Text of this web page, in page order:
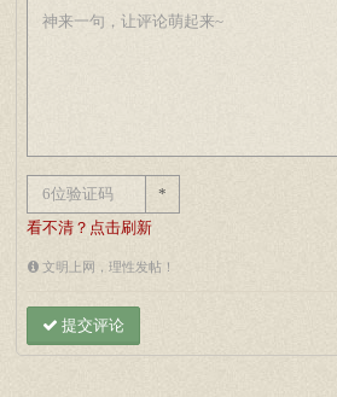
*
看不清？点击刷新
文明上网，理性发帖！
提交评论